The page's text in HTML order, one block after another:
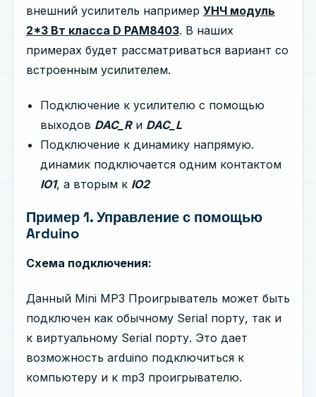
внешний усилитель например УНЧ модуль
2*3 Вт класса D PAM8403. В наших
примерах будет рассматриваться вариант со
встроенным усилителем.
Подключение к усилителю c помощью
выходов DAC_Rи DAC_L
Подключение к динамику напрямую.
динамик подключается одним контактом
IO1, а вторым к IO2
Пример 1. Управление с помощью
Arduino
Схема подключения:
Данный Mini MP3 Проигрыватель может быть
подключен как обычному Serial порту, так и
к виртуальному Serial порту. Это дает
возможность arduino подключиться к
компьютеру и к mp3 проигрывателю.